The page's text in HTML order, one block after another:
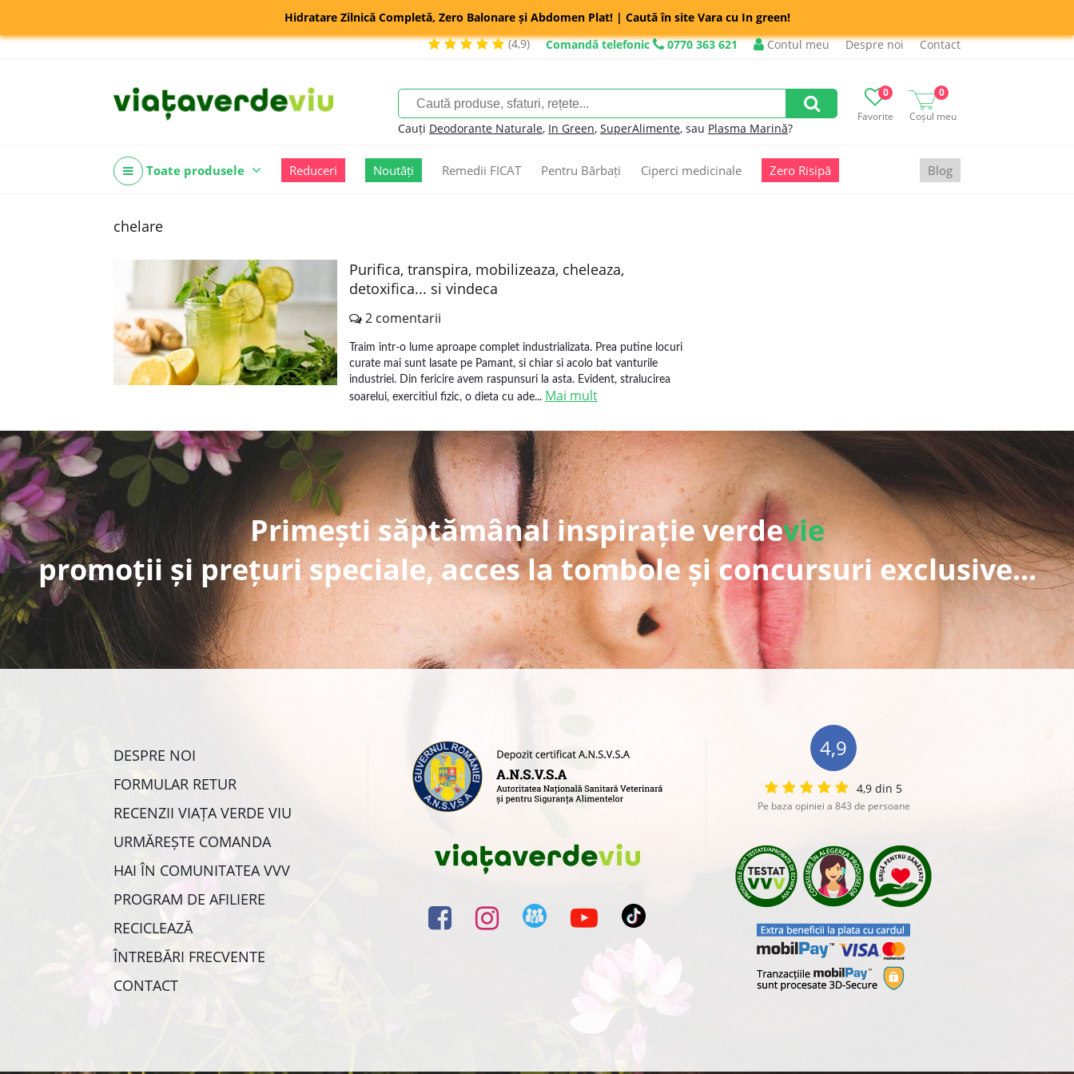
Hidratare Zilnică Completă, Zero Balonare și Abdomen Plat! | Caută în site Vara cu In green!
(4,9)
Comandă telefonic 0770 363 621 Contul meu Despre noi Contact
Favorite
0
Coșul meu
0
Cauți Deodorante Naturale, In Green, SuperAlimente, sau Plasma Marină?
Toate produsele Reduceri Noutăți Remedii FICAT Pentru Bărbați Ciperci medicinale Zero Risipă Blog
chelare
Purifica, transpira, mobilizeaza, cheleaza,
detoxifica... si vindeca
2 comentarii
Traim intr-o lume aproape complet industrializata. Prea putine locuri
curate mai sunt lasate pe Pamant, si chiar si acolo bat vanturile
industriei. Din fericire avem raspunsuri la asta. Evident, stralucirea
soarelui, exercitiul fizic, o dieta cu ade... Mai mult
Primești săptămânal inspirație verdevie
promoții și prețuri speciale, acces la tombole și concursuri exclusive...
DESPRE NOI
FORMULAR RETUR
RECENZII VIAȚA VERDE VIU
URMĂREȘTE COMANDA
HAI ÎN COMUNITATEA VVV
PROGRAM DE AFILIERE
RECICLEAZĂ
ÎNTREBĂRI FRECVENTE
CONTACT
4,9
4,9 din 5
Pe baza opiniei a 843 de persoane